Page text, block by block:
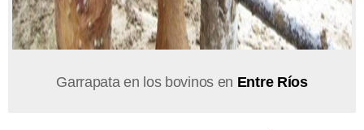
Garrapata en los bovinos en Entre Ríos